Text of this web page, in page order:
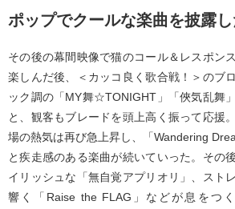
ポップでクールな楽曲を披露し
その後の幕間映像で猫のコール＆レスポン
楽しんだ後、＜カッコ良く歌合戦！＞のブ
ック調の「MY舞☆TONIGHT」「俠気乱舞
と、観客もブレードを頭上高く振って応援
場の熱気は再び急上昇し、「Wandering
と疾走感のある楽曲が続いていった。その
イリッシュな「無自覚アプリオリ」、スト
響く「Raise the FLAG」などが息をつ